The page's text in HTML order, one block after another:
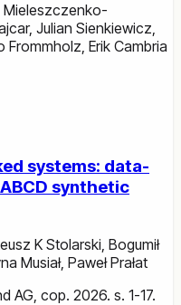
Mieleszczenko-
, Julian Sienkiewicz,
Frommholz, Erik Cambria
systems: data-
synthetic
K Stolarski Bogumił
Musiał, Paweł Prałat
AG, cop. 2026. s. 1-17.